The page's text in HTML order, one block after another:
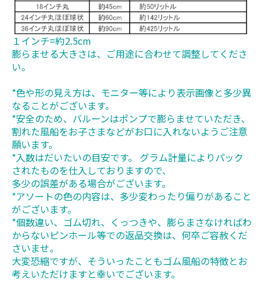
１インチ=約2.5cm
膨らませる大きさは、ご用途に合わせて調整してくださ
い。
*色や形の見え方は、モニター等により表示画像と多少異
なることがございます。
*安全のため、バルーンはポンプで膨らませていただき、
割れた風船をお子さまなどがお口に入れないようご注意
願います。
*入数はだいたいの目安です。 グラム計量によりパック
されたものを仕入しておりますので、
多少の誤差がある場合がございます。
*アソートの色の内容は、多少変わったり偏りがあること
がございます。
*個数違い、ゴム切れ、くっつきや、膨らまさなければわ
からないピンホール等での返品交換は、何卒ご容赦くだ
さいませ。
大変恐縮ですが、そういったこともゴム風船の特徴とお
考えいただけますと幸いでございます。